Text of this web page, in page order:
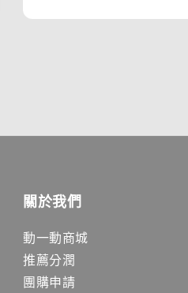
關於我們
動一動商城
推薦分潤
團購申請